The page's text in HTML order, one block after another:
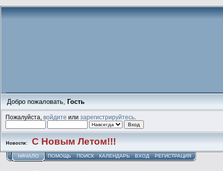
Добро пожаловать, Гость
Пожалуйста,войдите илизарегистрируйтесь
Новости: С Новым Летом!!!
НАЧАЛО ПОМОЩЬ ПОИСК КАЛЕНДАРЬ ВХОД РЕГИСТРАЦИЯ